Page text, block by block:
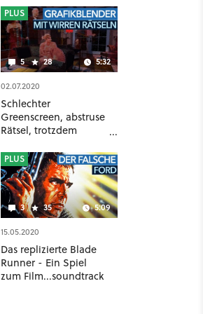
5 28 5:32
PLUS
02.07.2020
Schlechter
Greenscreen, abstruse
Rätsel, trotzdem
Guest
3 35 5:09
PLUS
15.05.2020
Das replizierte Blade
Runner - Ein Spiel
zum Film...soundtrack